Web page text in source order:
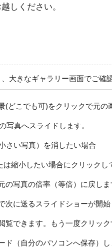
しください。
大きなギャラリー画面でご
(どこでも可)をクリックで元の
写真へスライドします。
さい写真）を消したい場合
縮小したい場合にクリックし
写真の倍率（等倍）に戻しま
次に送るスライドショーが開
覧できます。もう一度クリッ
（自分のパソコンへ保存）し